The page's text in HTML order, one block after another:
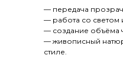
— передача
— работа со светом
— создание объёма
— живописный
стиле.